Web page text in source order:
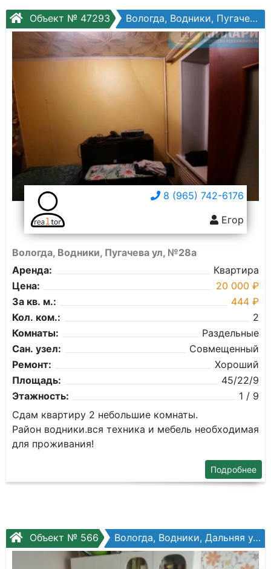
Объект № 47293 Вологда, Водники, Пугачева ул, №28а
8 (965) 742-6176
Егор
Вологда, Водники, Пугачева ул, №28а
Аренда:
Квартира
Цена:
20 000 ₽
За кв. м.:
444 ₽
Кол. ком.:
2
Комнаты:
Раздельные
Сан. узел:
Совмещенный
Ремонт:
Хороший
Площадь:
45/22/9
Этажность:
1 / 9
Сдам квартиру 2 небольшие комнаты.
Район водники.вся техника и мебель необходимая
для проживания!
Подробнее
Объект № 566 Вологда, Водники, Дальняя ул, №18в